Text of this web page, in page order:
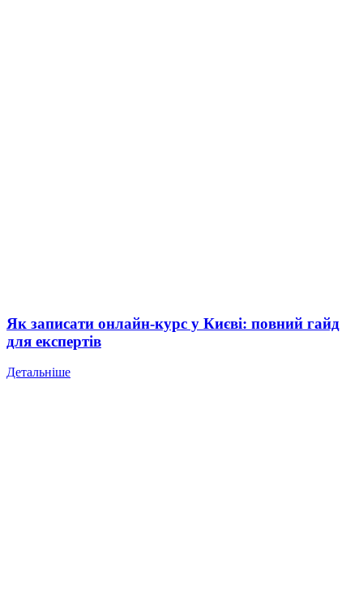
Як записати онлайн-курс у Києві: повний гайд
для експертів
Детальніше